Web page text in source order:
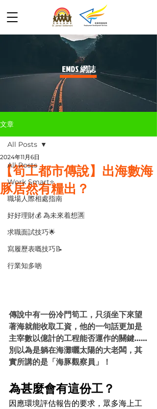
​EMDS 網誌
文章
All Posts
Work Smart⭐️
職場人際相處指南
好好理財💰 為未來着想🈵
求職面試技巧🌟
寫履歷表嘅技巧📝
行業知多啲
All Posts
【筍工都市傳說】出海數海
豚居然有糧出？
2024年11月6日
傳說中有一份冷門筍工，只須坐下來望
著海就能收取工資，他的一句話更加是
主宰數以億計的工程能否運作的關鍵……
別以為是躺在海灘曬太陽的大老闆，其
實所講的是「海豚觀察員」！
為甚麼會有這份工？
因應環境評估報告的要求，眾多海上工